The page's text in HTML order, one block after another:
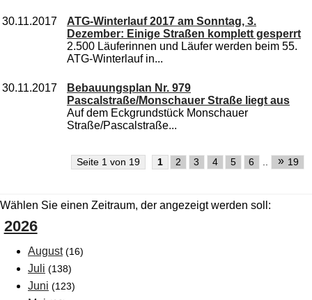
30.11.2017
ATG-Winterlauf 2017 am Sonntag, 3.
Dezember: Einige Straßen komplett gesperrt
2.500 Läuferinnen und Läufer werden beim 55.
ATG-Winterlauf in...
30.11.2017
Bebauungsplan Nr. 979
Pascalstraße/Monschauer Straße liegt aus
Auf dem Eckgrundstück Monschauer
Straße/Pascalstraße...
Seite 1 von 19 1 2 3 4 5 6 » 19
Wählen Sie einen Zeitraum, der angezeigt werden soll:
2026
August (16)
Juli (138)
Juni (123)